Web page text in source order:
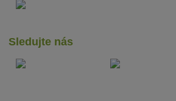
Sledujte nás